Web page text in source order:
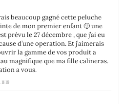
beaucoup gagné cette peluche
de mon premier enfant 🙂 une
prévu le 27 décembre , que j’ai eu
d’une operation. Et j’aimerais
la gamme de vos produit a
magnifique que ma fille calineras.
a vous.